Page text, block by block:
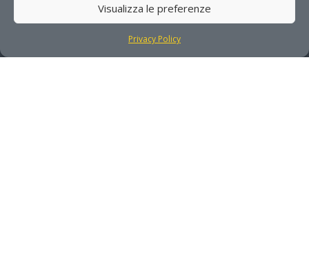
Visualizza le preferenze
Privacy Policy
 Phone
08321975000